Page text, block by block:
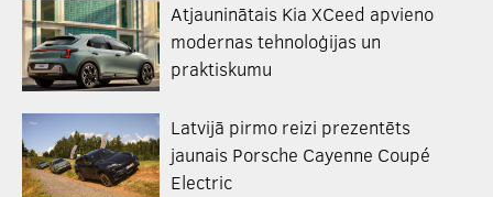
Atjauninātais Kia XCeed apvieno
modernas tehnoloģijas un
praktiskumu
Latvijā pirmo reizi prezentēts
jaunais Porsche Cayenne Coupé
Electric